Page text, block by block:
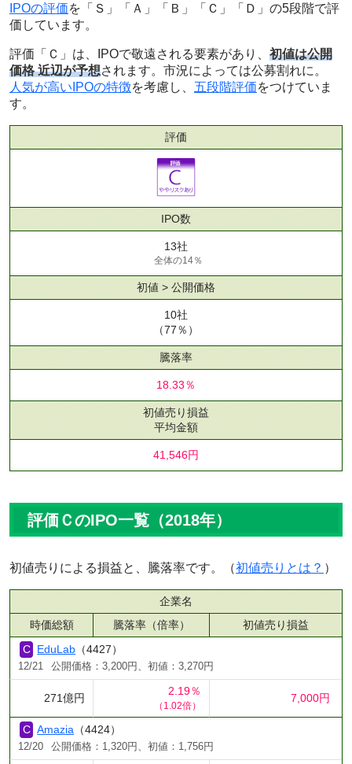
IPOの評価を「Ｓ」「Ａ」「Ｂ」「Ｃ」「Ｄ」の5段階で評
価しています。
評価「Ｃ」は、IPOで敬遠される要素があり、 初値は公開
価格 近辺が予想されます。市況によっては公募割れに。
人気が高いIPOの特徴を考慮し、 五段階評価をつけていま
す。
評価
IPO数
13社
全体の14％
初値 > 公開価格
10社
（77％）
騰落率
18.33％
初値売り損益
平均金額
41,546円
評価ＣのIPO一覧（2018年）
初値売りによる損益と、騰落率です。（初値売りとは？ ）
企業名
時価総額
騰落率（倍率）
初値売り損益
EduLab （4427）
12/21 公開価格：3,200円、初値：3,270円
271億円
2.19％
（1.02倍）
7,000円
Amazia （4424）
12/20 公開価格：1,320円、初値：1,756円